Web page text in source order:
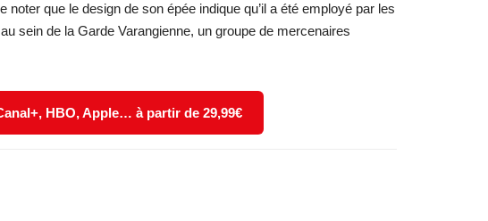
noter que le design de son épée indique qu’il a été employé par les
sein de la Garde Varangienne, un groupe de mercenaires
HBO, Apple… à partir de 29,99€